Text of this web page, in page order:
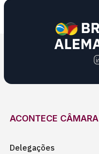
ACONTECE CÂMARA
Delegações